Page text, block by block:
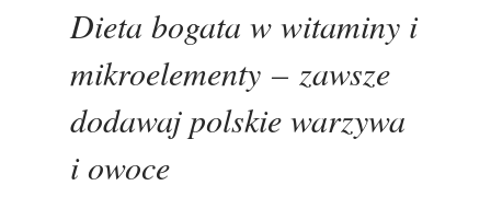
Dieta bogata w witaminy i
mikroelementy – zawsze
dodawaj polskie warzywa
i owoce
Polskie
Warzywa I
Owoce